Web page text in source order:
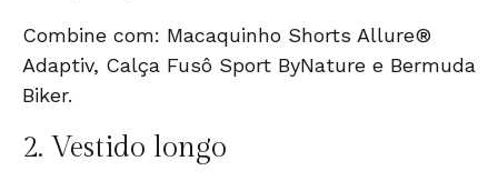
Combine com: Macaquinho Shorts Allure®
Adaptiv, Calça Fusô Sport ByNature e Bermuda
Biker.
2. Vestido longo